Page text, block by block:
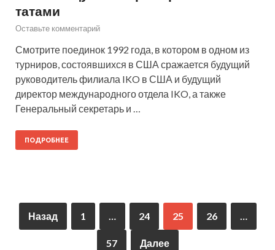
татами
Оставьте комментарий
Смотрите поединок 1992 года, в котором в одном из
турниров, состоявшихся в США сражается будущий
руководитель филиала IKO в США и будущий
директор международного отдела IKO, а также
Генеральный секретарь и …
ПОДРОБНЕЕ
Назад 1 … 24 25 26 …
57 Далее